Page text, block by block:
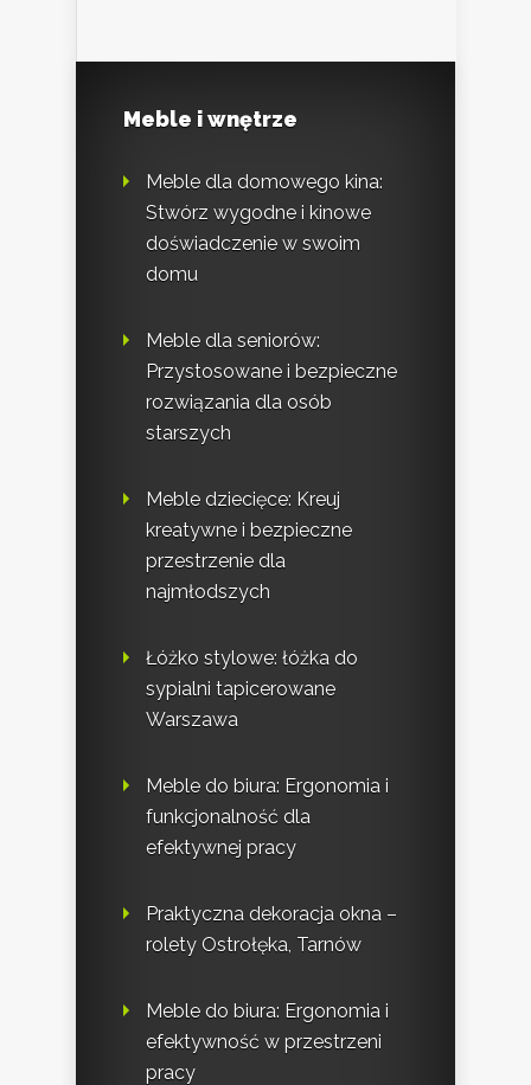
Meble i wnętrze
Meble dla domowego kina:
Stwórz wygodne i kinowe
doświadczenie w swoim
domu
Meble dla seniorów:
Przystosowane i bezpieczne
rozwiązania dla osób
starszych
Meble dziecięce: Kreuj
kreatywne i bezpieczne
przestrzenie dla
najmłodszych
Łóżko stylowe: łóżka do
sypialni tapicerowane
Warszawa
Meble do biura: Ergonomia i
funkcjonalność dla
efektywnej pracy
Praktyczna dekoracja okna –
rolety Ostrołęka, Tarnów
Meble do biura: Ergonomia i
efektywność w przestrzeni
pracy